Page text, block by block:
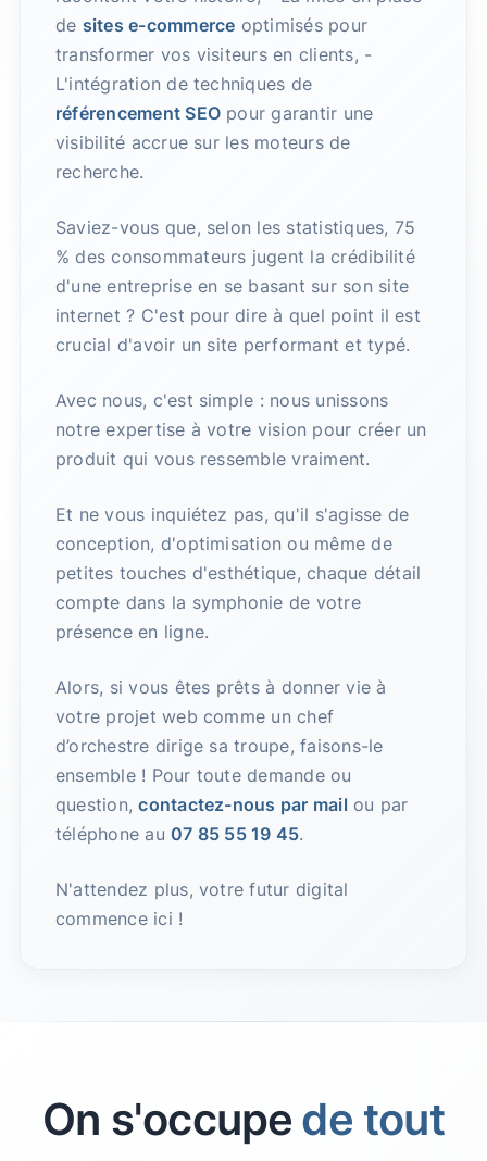
de sites e-commerce optimisés pour
transformer vos visiteurs en clients, -
L'intégration de techniques de
référencement SEO pour garantir une
visibilité accrue sur les moteurs de
recherche.
Saviez-vous que, selon les statistiques, 75
% des consommateurs jugent la crédibilité
d'une entreprise en se basant sur son site
internet ? C'est pour dire à quel point il est
crucial d'avoir un site performant et typé.
Avec nous, c'est simple : nous unissons
notre expertise à votre vision pour créer un
produit qui vous ressemble vraiment.
Et ne vous inquiétez pas, qu'il s'agisse de
conception, d'optimisation ou même de
petites touches d'esthétique, chaque détail
compte dans la symphonie de votre
présence en ligne.
Alors, si vous êtes prêts à donner vie à
votre projet web comme un chef
d’orchestre dirige sa troupe, faisons-le
ensemble ! Pour toute demande ou
question,contactez-nous par mail ou par
téléphone au07 85 55 19 45.
N'attendez plus, votre futur digital
commence ici !
On s'occupe de tout